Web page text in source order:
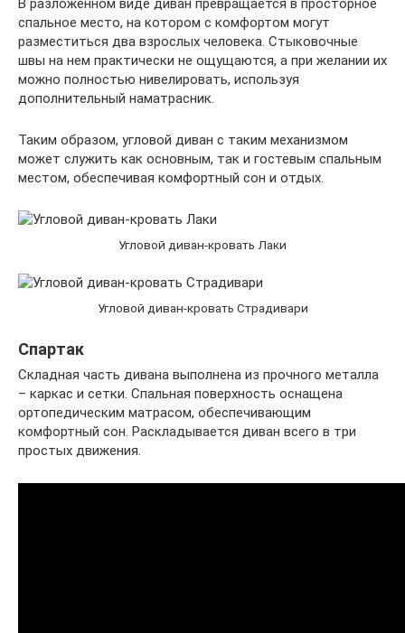
В разложенном виде диван превращается в просторное
спальное место, на котором с комфортом могут
разместиться два взрослых человека. Стыковочные
швы на нем практически не ощущаются, а при желании их
можно полностью нивелировать, используя
дополнительный наматрасник.
Таким образом, угловой диван с таким механизмом
может служить как основным, так и гостевым спальным
местом, обеспечивая комфортный сон и отдых.
Угловой диван-кровать Лаки
Угловой диван-кровать Страдивари
Спартак
Складная часть дивана выполнена из прочного металла
– каркас и сетки. Спальная поверхность оснащена
ортопедическим матрасом, обеспечивающим
комфортный сон. Раскладывается диван всего в три
простых движения.